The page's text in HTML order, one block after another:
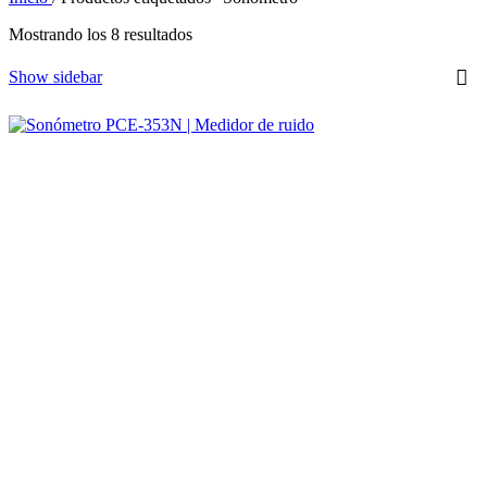
Mostrando los 8 resultadosOrdenado
Show sidebar